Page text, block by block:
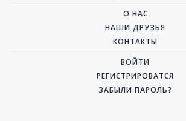
О НАС
НАШИ ДРУЗЬЯ
КОНТАКТЫ
ВОЙТИ
РЕГИСТРИРОВАТСЯ
ЗАБЫЛИ ПАРОЛЬ?